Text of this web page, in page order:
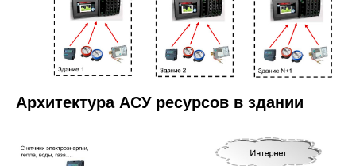
Архитектура АСУ ресурсов в здании